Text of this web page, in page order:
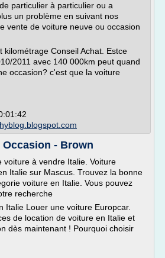
particulier à particulier ou a
un problème en suivant nos
vente de voiture neuve ou occasion
kilométrage Conseil Achat. Estce
2011 avec 140 000km peut quand
occasion? c'est que la voiture
- Brown
voiture à vendre Italie. Voiture
Italie sur Mascus. Trouvez la bonne
voiture en Italie. Vous pouvez
recherche
Italie Louer une voiture Europcar.
de location de voiture en Italie et
dès maintenant ! Pourquoi choisir